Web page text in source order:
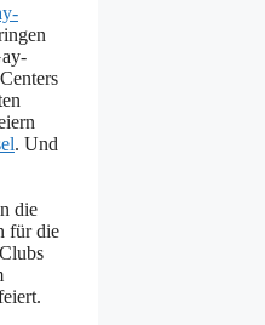
. Und
die
für die